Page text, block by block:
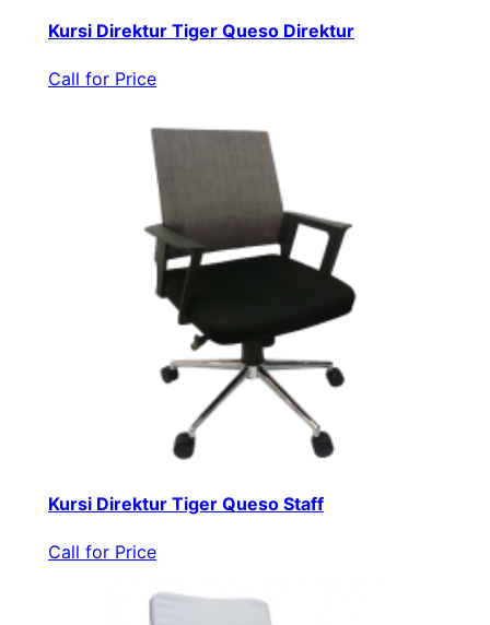
Kursi Direktur Tiger Queso Direktur
Call for Price
Kursi Direktur Tiger Queso Staff
Call for Price